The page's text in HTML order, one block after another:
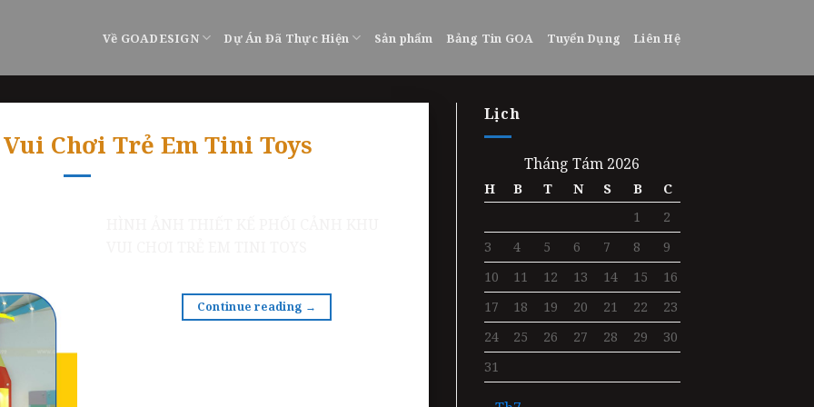
Về GOADESIGN Dự Án Đã Thực Hiện Sản phẩm Bảng Tin GOA Tuyển Dụng Liên Hệ
Chơi Trẻ Em Tini Toys
Continue reading →
Lịch
Tháng Tám 2026
H B T N S B
C
1
2
3
4 5 6 7 8
9
10
11 12 13 14 15
16
17
18 19 20 21 22
23
24
25 26 27 28 29
30
31